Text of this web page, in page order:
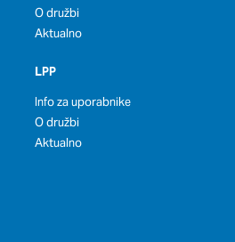
O družbi
Aktualno
LPP
Info za uporabnike
O družbi
Aktualno